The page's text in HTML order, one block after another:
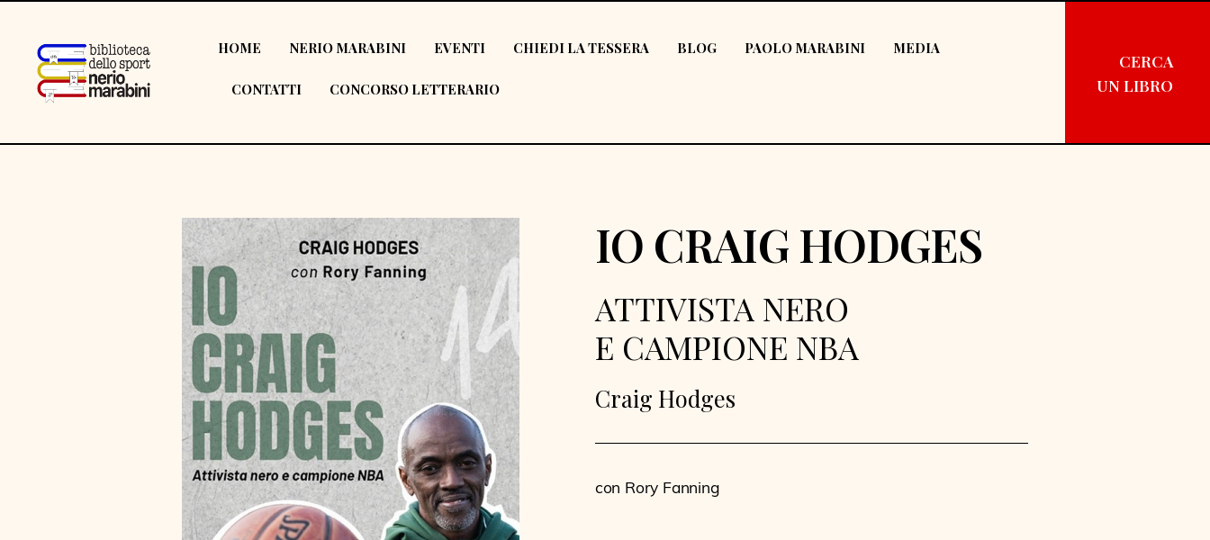
HOME NERIO MARABINI EVENTI CHIEDI LA TESSERA BLOG PAOLO MARABINI MEDIA
CONTATTI CONCORSO LETTERARIO
CERCA
UN LIBRO
IO CRAIG HODGES
ATTIVISTA NERO
E CAMPIONE NBA
Craig Hodges
con Rory Fanning